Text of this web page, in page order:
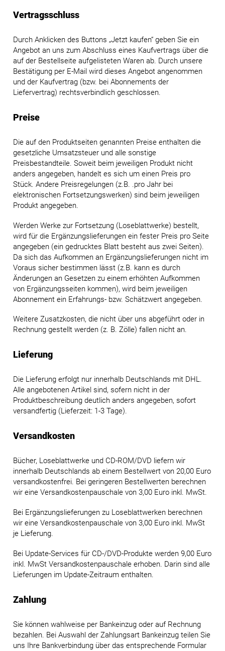
Vertragsschluss
Durch Anklicken des Buttons „Jetzt kaufen“ geben Sie ein
Angebot an uns zum Abschluss eines Kaufvertrags über die
auf der Bestellseite aufgelisteten Waren ab. Durch unsere
Bestätigung per E-Mail wird dieses Angebot angenommen
und der Kaufvertrag (bzw. bei Abonnements der
Liefervertrag) rechtsverbindlich geschlossen.
Preise
Die auf den Produktseiten genannten Preise enthalten die
gesetzliche Umsatzsteuer und alle sonstige
Preisbestandteile. Soweit beim jeweiligen Produkt nicht
anders angegeben, handelt es sich um einen Preis pro
Stück. Andere Preisregelungen (z.B. .pro Jahr bei
elektronischen Fortsetzungswerken) sind beim jeweiligen
Produkt angegeben.
Werden Werke zur Fortsetzung (Loseblattwerke) bestellt,
wird für die Ergänzungslieferungen ein fester Preis pro Seite
angegeben (ein gedrucktes Blatt besteht aus zwei Seiten).
Da sich das Aufkommen an Ergänzungslieferungen nicht im
Voraus sicher bestimmen lässt (z.B. kann es durch
Änderungen an Gesetzen zu einem erhöhten Aufkommen
von Ergänzungsseiten kommen), wird beim jeweiligen
Abonnement ein Erfahrungs- bzw. Schätzwert angegeben.
Weitere Zusatzkosten, die nicht über uns abgeführt oder in
Rechnung gestellt werden (z. B. Zölle) fallen nicht an.
Lieferung
Die Lieferung erfolgt nur innerhalb Deutschlands mit DHL.
Alle angebotenen Artikel sind, sofern nicht in der
Produktbeschreibung deutlich anders angegeben, sofort
versandfertig (Lieferzeit: 1-3 Tage).
Versandkosten
Bücher, Loseblattwerke und CD-ROM/DVD liefern wir
innerhalb Deutschlands ab einem Bestellwert von 20,00 Euro
versandkostenfrei. Bei geringeren Bestellwerten berechnen
wir eine Versandkostenpauschale von 3,00 Euro inkl. MwSt.
Bei Ergänzungslieferungen zu Loseblattwerken berechnen
wir eine Versandkostenpauschale von 3,00 Euro inkl. MwSt
je Lieferung.
Bei Update-Services für CD-/DVD-Produkte werden 9,00 Euro
inkl. MwSt Versandkostenpauschale erhoben. Darin sind alle
Lieferungen im Update-Zeitraum enthalten.
Zahlung
Sie können wahlweise per Bankeinzug oder auf Rechnung
bezahlen. Bei Auswahl der Zahlungsart Bankeinzug teilen Sie
uns Ihre Bankverbindung über das entsprechende Formular